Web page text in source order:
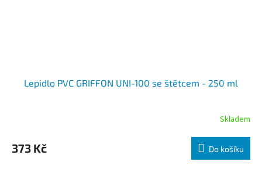
Lepidlo PVC GRIFFON UNI-100 se štětcem - 250 ml
Skladem
373 Kč Do košíku